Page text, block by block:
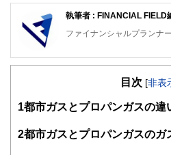
執筆者 : FINANCIAL FIELD
ファイナンシャルプランナー
FinancialField編集部は、金
知識がない方でも理解でき
得者を中心に「お金や暮ら
験者で構成され、企画立案
目次 [非表
1 都市ガスとプロパンガスの違
2都市ガスとプロパンガスのガ